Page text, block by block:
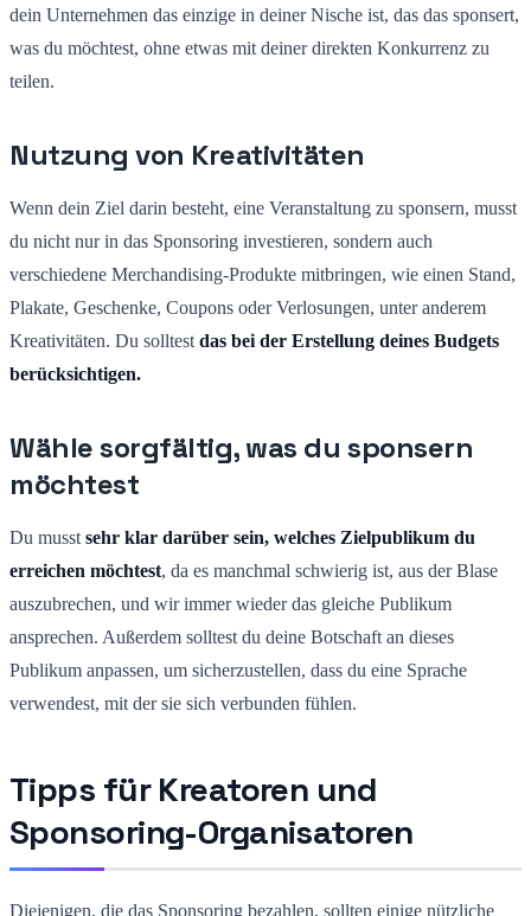
dein Unternehmen das einzige in deiner Nische ist, das das sponsert,
was du möchtest, ohne etwas mit deiner direkten Konkurrenz zu
teilen.
Nutzung von Kreativitäten
Wenn dein Ziel darin besteht, eine Veranstaltung zu sponsern, musst
du nicht nur in das Sponsoring investieren, sondern auch
verschiedene Merchandising-Produkte mitbringen, wie einen Stand,
Plakate, Geschenke, Coupons oder Verlosungen, unter anderem
Kreativitäten. Du solltest das bei der Erstellung deines Budgets
berücksichtigen.
Wähle sorgfältig, was du sponsern
möchtest
Du musst sehr klar darüber sein, welches Zielpublikum du
erreichen möchtest, da es manchmal schwierig ist, aus der Blase
auszubrechen, und wir immer wieder das gleiche Publikum
ansprechen. Außerdem solltest du deine Botschaft an dieses
Publikum anpassen, um sicherzustellen, dass du eine Sprache
verwendest, mit der sie sich verbunden fühlen.
Tipps für Kreatoren und
Sponsoring-Organisatoren
Diejenigen, die das Sponsoring bezahlen, sollten einige nützliche